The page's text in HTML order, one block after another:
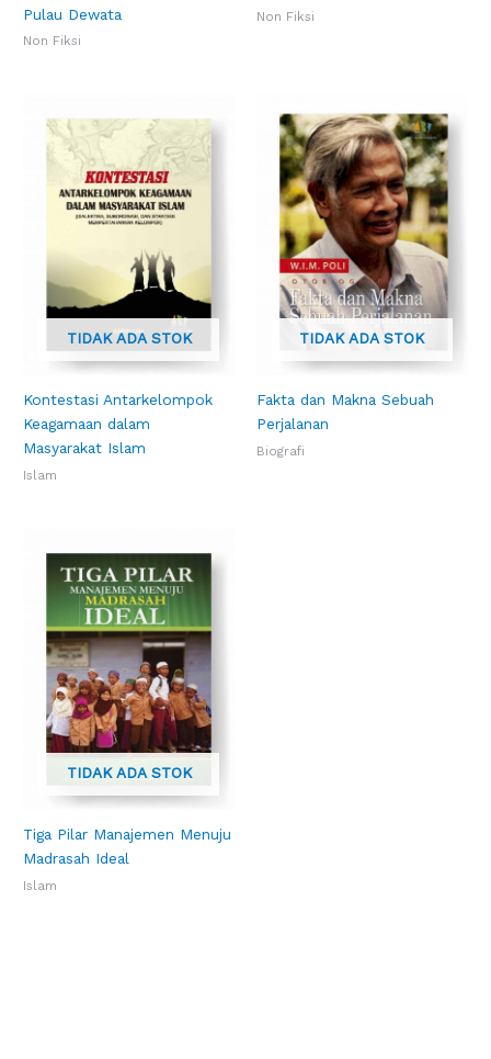
Pulau Dewata
Non Fiksi
Non Fiksi
TIDAK ADA STOK
Kontestasi Antarkelompok
Keagamaan dalam
Masyarakat Islam
Islam
TIDAK ADA STOK
Fakta dan Makna Sebuah
Perjalanan
Biografi
TIDAK ADA STOK
Tiga Pilar Manajemen Menuju
Madrasah Ideal
Islam